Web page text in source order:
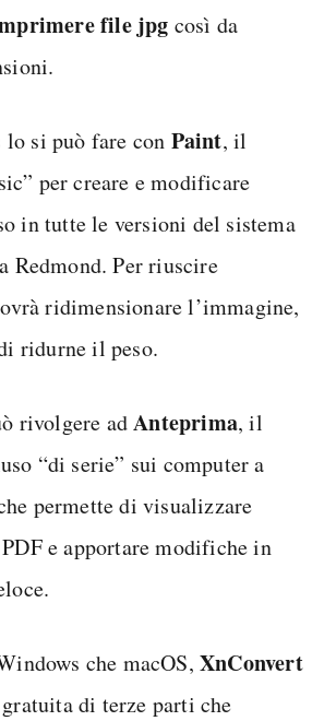
file jpg così da
lo si può fare con Paint, il
per creare e modificare
in tutte le versioni del sistema
Redmond. Per riuscire
ridimensionare l’immagine,
ridurne il peso.
rivolgere adAnteprima, il
“di serie” sui computer a
permette di visualizzare
e apportare modifiche in
che macOS, XnConvert
di terze parti che